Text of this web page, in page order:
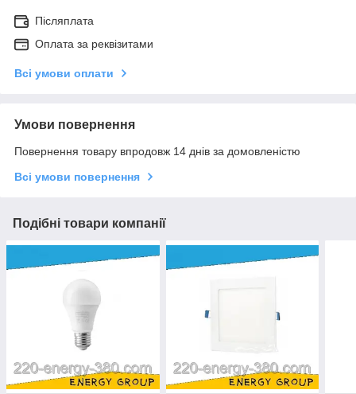
Післяплата
Оплата за реквізитами
Всі умови оплати
Умови повернення
Повернення товару впродовж 14 днів за домовленістю
Всі умови повернення
Подібні товари компанії